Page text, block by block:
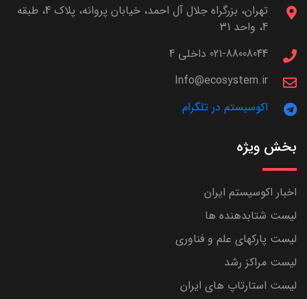
تهران، بزرگراه جلال آل احمد، خیابان پروانه، پلاک 4، طبقه
4، واحد 31
021-88008044 داخلی 4
Info@ecosystem.ir
اکوسیستم در تلگرام
بخش ویژه
اخبار اکوسیستم ایران
لیست شتابدهنده ها
لیست پارکهای علم و فناوری
لیست مراکز رشد
لیست استارتاپ های ایران